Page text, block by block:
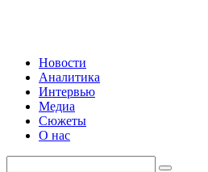
Новости
Аналитика
Интервью
Медиа
Сюжеты
О нас